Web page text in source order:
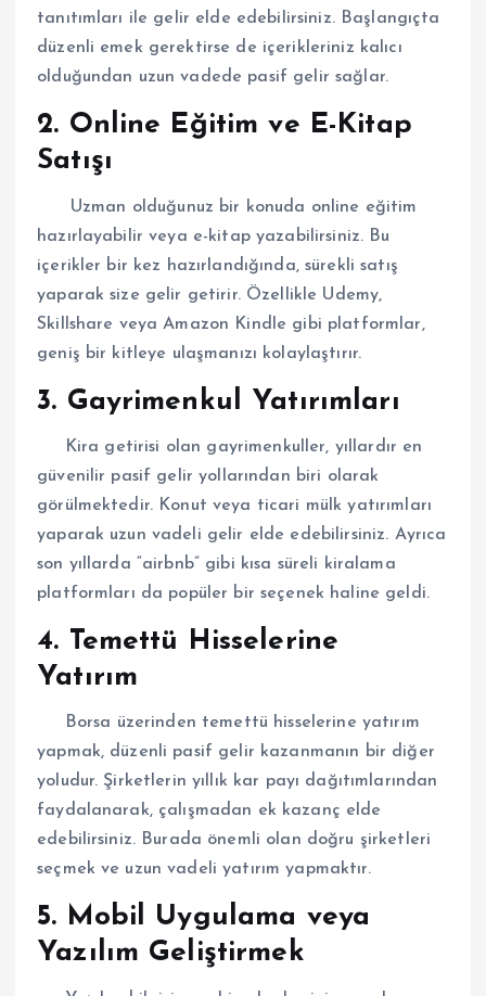
tanıtımları ile gelir elde edebilirsiniz. Başlangıçta
düzenli emek gerektirse de içerikleriniz kalıcı
olduğundan uzun vadede pasif gelir sağlar.
2. Online Eğitim ve E-Kitap
Satışı
Uzman olduğunuz bir konuda online eğitim
hazırlayabilir veya e-kitap yazabilirsiniz. Bu
içerikler bir kez hazırlandığında, sürekli satış
yaparak size gelir getirir. Özellikle Udemy,
Skillshare veya Amazon Kindle gibi platformlar,
geniş bir kitleye ulaşmanızı kolaylaştırır.
3. Gayrimenkul Yatırımları
Kira getirisi olan gayrimenkuller, yıllardır en
güvenilir pasif gelir yollarından biri olarak
görülmektedir. Konut veya ticari mülk yatırımları
yaparak uzun vadeli gelir elde edebilirsiniz. Ayrıca
son yıllarda “airbnb” gibi kısa süreli kiralama
platformları da popüler bir seçenek haline geldi.
4. Temettü Hisselerine
Yatırım
Borsa üzerinden temettü hisselerine yatırım
yapmak, düzenli pasif gelir kazanmanın bir diğer
yoludur. Şirketlerin yıllık kar payı dağıtımlarından
faydalanarak, çalışmadan ek kazanç elde
edebilirsiniz. Burada önemli olan doğru şirketleri
seçmek ve uzun vadeli yatırım yapmaktır.
5. Mobil Uygulama veya
Yazılım Geliştirmek